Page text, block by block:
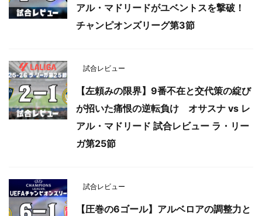
アル・マドリードがユベントスを撃破！
チャンピオンズリーグ第3節
試合レビュー
【左頼みの限界】9番不在と交代策の綻び
が招いた痛恨の逆転負け オサスナ vs レ
アル・マドリード 試合レビュー ラ・リー
ガ第25節
試合レビュー
【圧巻の6ゴール】アルベロアの調整力と